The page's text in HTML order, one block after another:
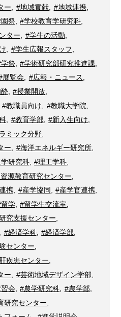
ー
#地域貢献, #地域連携,
祭, #学校教育学研究科
ター #学生の活動
#学生広報スタッフ
祭, #学術研究部研究推進課
展覧会, #広報・ニュース,
, #授業開放
#教職員向け #教職大学院
, #教育学部, #新入生向け
ミック分野,
ー, #海洋エネルギー研究所,
研究科, #理工学科
源教育研究センター
携, #産学協同 #産学官連携
学, #留学生交流室
究支援センター,
#経済学科, #経済学部
センター,
疾患センター
ー
#芸術地域デザイン学部,
会, #農学研究科, #農学部,
研究センター